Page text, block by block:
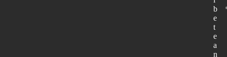
b
e
t
e
a
n